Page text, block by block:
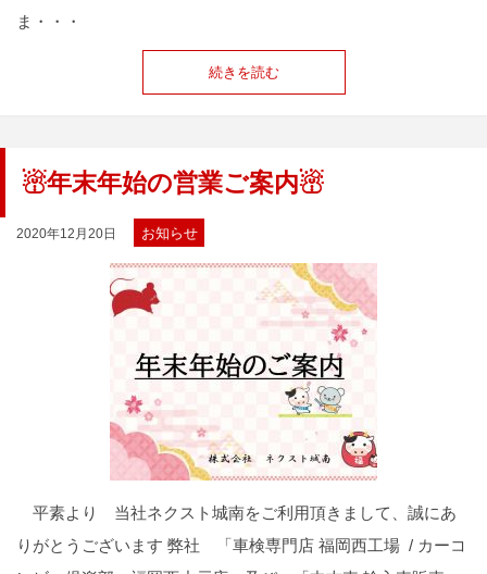
ま・・・
続きを読む
☃年末年始の営業ご案内☃
2020年12月20日 お知らせ
平素より 当社ネクスト城南をご利用頂きまして、誠にあ
りがとうございます 弊社 「車検専門店 福岡西工場 / カーコ